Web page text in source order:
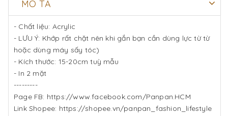
MÔ TẢ
- Chất liệu: Acrylic
- LƯU Ý: Khớp rất chặt nên khi gắn bạn cần dùng lực từ từ
hoặc dùng máy sấy tóc)
- Kích thước: 15-20cm tuỳ mẫu
- In 2 mặt
---------
Page FB: https://www.facebook.com/Panpan.HCM
Link Shopee: https://shopee.vn/panpan_fashion_lifestyle